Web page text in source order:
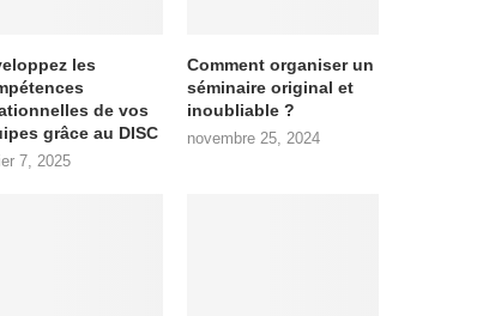
les
de vos
grâce au DISC
7, 2025
Comment organiser un
séminaire original et
inoubliable ?
novembre 25, 2024